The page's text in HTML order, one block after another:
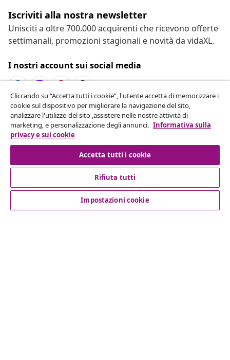
Iscriviti alla nostra newsletter
Unisciti a oltre 700.000 acquirenti che ricevono offerte
settimanali, promozioni stagionali e novità da vidaXL.
I nostri account sui social media
Recesso dal contratto
Invia una richiesta di recesso per il tuo ordine.
Recesso dal contratto
Cliccando su “Accetta tutti i cookie”, l'utente accetta di memorizzare i
cookie sul dispositivo per migliorare la navigazione del sito,
analizzare l'utilizzo del sito ,assistere nelle nostre attività di
marketing, e personalizzazione degli annunci. Informativa sulla
privacy e sui cookie
Accetta tutti i cookie
Rifiuta tutti
Impostazioni cookie